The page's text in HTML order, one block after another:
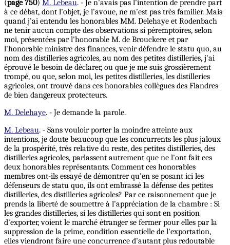
(page 750) M. Lebeau. - Je n'avais pas l'intention de prendre part
à ce débat, dont l'objet, je l'avoue, ne m'est pas très familier. Mais
quand j'ai entendu les honorables MM. Delehaye et Rodenbach
ne tenir aucun compte des observations si péremptoires, selon
moi, présentées par l'honorable M. de Brouckere et par
l'honorable ministre des finances, venir défendre le statu quo, au
nom des distilleries agricoles, au nom des petites distilleries, j'ai
éprouvé le besoin de déclarer, ou que je me suis grossièrement
trompé, ou que, selon moi, les petites distilleries, les distilleries
agricoles, ont trouvé dans ces honorables collègues des Flandres
de bien dangereux protecteurs.
M. Delehaye. - Je demande la parole.
M. Lebeau. - Sans vouloir porter la moindre atteinte aux
intentions, je doute beaucoup que les concurrents les plus jaloux
de la prospérité, très relative du reste, des petites distilleries, des
distilleries agricoles, parlassent autrement que ne l'ont fait ces
deux honorables représentants. Comment ces honorables
membres ont-ils essayé de démontrer qu'en se posant ici les
défenseurs de statu quo, ils ont embrassé la défense des petites
distilleries, des distilleries agricoles? Par ce raisonnement que je
prends la liberté de soumettre à l'appréciation de la chambre : Si
les grandes distilleries, si les distilleries qui sont en position
d'exporter, voient le marché étranger se fermer pour elles par la
suppression de la prime, condition essentielle de l'exportation,
elles viendront faire une concurrence d'autant plus redoutable